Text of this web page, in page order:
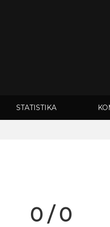
STATISTIKA
0 / 0